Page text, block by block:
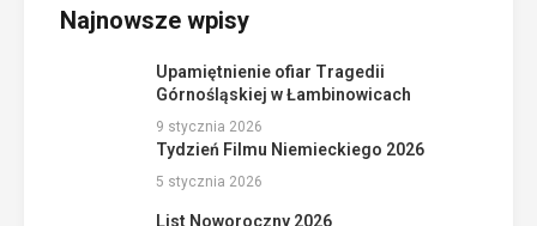
Najnowsze wpisy
Upamiętnienie ofiar Tragedii
Górnośląskiej w Łambinowicach
9 stycznia 2026
Tydzień Filmu Niemieckiego 2026
5 stycznia 2026
List Noworoczny 2026